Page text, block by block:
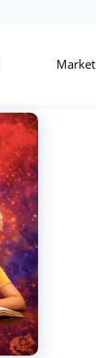
Market